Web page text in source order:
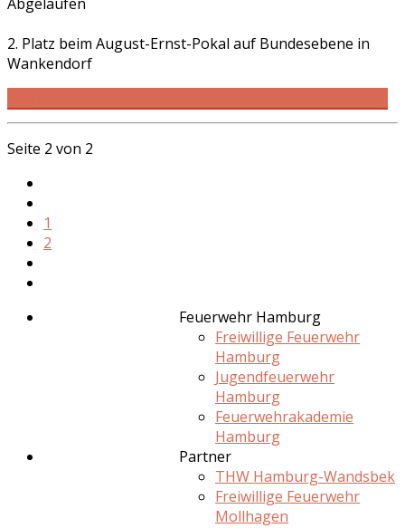
Abgelaufen
2. Platz beim August-Ernst-Pokal auf Bundesebene in
Wankendorf
Seite 2 von 2
1
2
Feuerwehr Hamburg
Freiwillige Feuerwehr
Hamburg
Jugendfeuerwehr
Hamburg
Feuerwehrakademie
Hamburg
Partner
THW Hamburg-Wandsbek
Freiwillige Feuerwehr
Mollhagen